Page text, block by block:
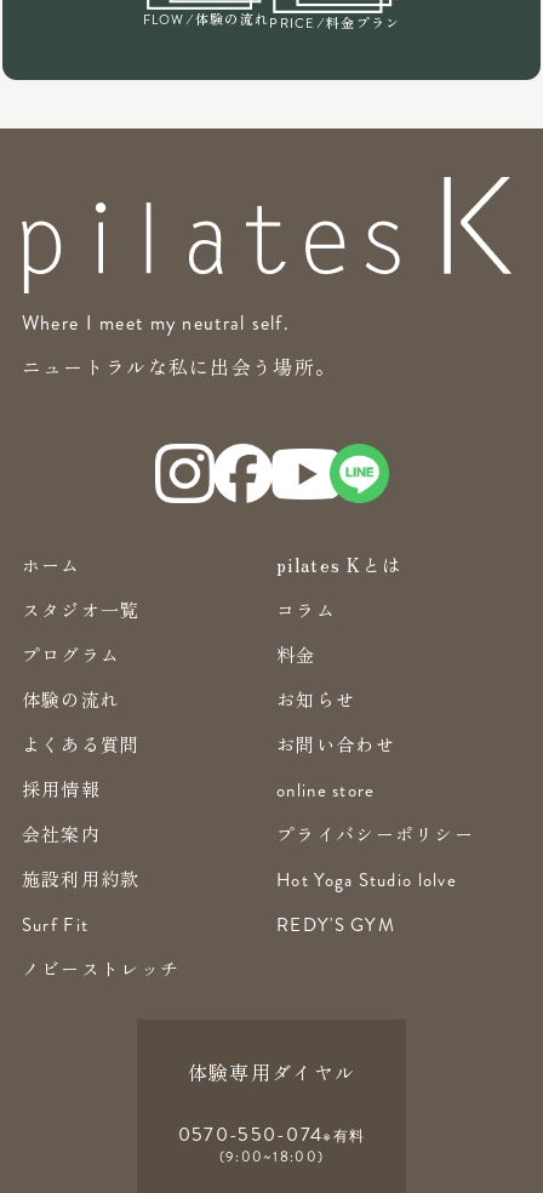
FLOW /体験の流れPRICE /料金プラン
Where I meet my neutral self.
ニュートラルな私に出会う場所。
ホーム
pilates Kとは
スタジオ一覧
コラム
プログラム
料金
体験の流れ
お知らせ
よくある質問
お問い合わせ
採用情報
online store
会社案内
プライバシーポリシー
施設利用約款
Hot Yoga Studio lolve
Surf Fit
REDY'S GYM
ノビーストレッチ
体験専用ダイヤル
0570-550-074※有料
(9:00~18:00)